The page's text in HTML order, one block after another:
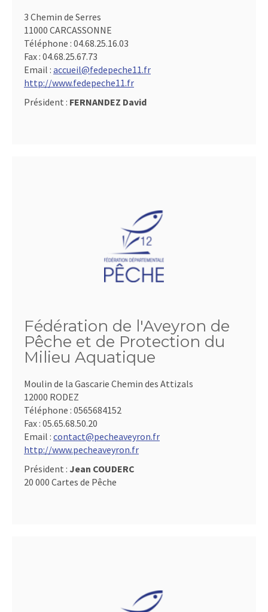
3 Chemin de Serres
11000 CARCASSONNE
Téléphone : 04.68.25.16.03
Fax : 04.68.25.67.73
Email : accueil@fedepeche11.fr
http://www.fedepeche11.fr
Président : FERNANDEZ David
Fédération de l'Aveyron de
Pêche et de Protection du
Milieu Aquatique
Moulin de la Gascarie Chemin des Attizals
12000 RODEZ
Téléphone : 0565684152
Fax : 05.65.68.50.20
Email : contact@pecheaveyron.fr
http://www.pecheaveyron.fr
Président : Jean COUDERC
20 000 Cartes de Pêche